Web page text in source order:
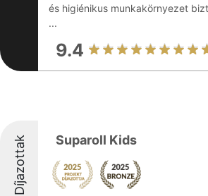
és higiénikus munkakörnyezet
...
9.4
Díjazottak Suparoll Kids